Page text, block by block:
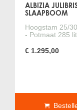
ALBIZIA
SLAAPBOOM
Hoogstam 25/
- Potmaat 285
€ 1.295,00